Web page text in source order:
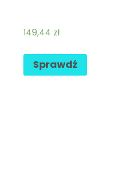
149,44 zł
Sprawdź